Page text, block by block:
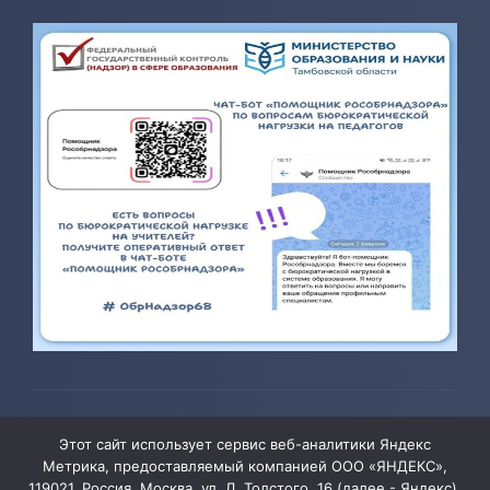
юношества»
Этот сайт использует сервис веб-аналитики Яндекс
Метрика, предоставляемый компанией ООО «ЯНДЕКС»,